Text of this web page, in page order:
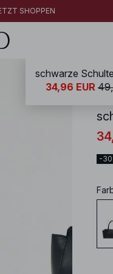
SHOPPEN
NA-
-
schwarze
34,96 EUR